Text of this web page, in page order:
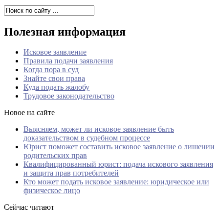
Полезная информация
Исковое заявление
Правила подачи заявления
Когда пора в суд
Знайте свои права
Куда подать жалобу
Трудовое законодательство
Новое на сайте
Выясняем, может ли исковое заявление быть
доказательством в судебном процессе
Юрист поможет составить исковое заявление о лишении
родительских прав
Квалифицированный юрист: подача искового заявления
и защита прав потребителей
Кто может подать исковое заявление: юридическое или
физическое лицо
Сейчас читают